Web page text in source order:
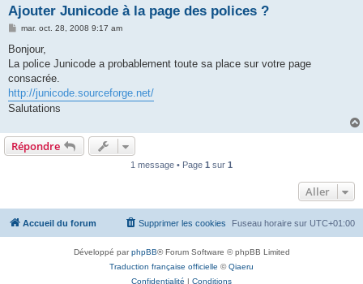
Ajouter Junicode à la page des polices ?
M
s
a
g
mar. oct. 28, 2008 9:17 am
Bonjour,
La police Junicode a probablement toute sa place sur votre page
consacrée.
http://junicode.sourceforge.net/
Salutations
Répondre
1 message • Page 1 sur 1
Aller
Accueil du forum Fuseau horaire sur UTC+01:00
Supprimer les cookies
Développé parphpBB® Forum Software © phpBB Limited
Traduction française officielle ©Qiaeru
Confidentialité | Conditions